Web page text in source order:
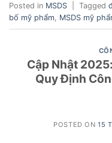
Posted in MSDS Tagged
bố mỹ phẩm, MSDS mỹ
Cập Nhật
Quy Định
POSTED ON 15